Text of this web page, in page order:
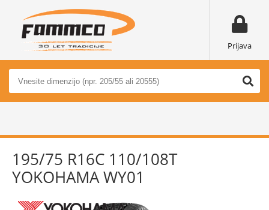
Prijava
195/75 R16C 110/108T
YOKOHAMA WY01